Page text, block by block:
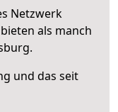
Netzwerk
als manch
und das seit